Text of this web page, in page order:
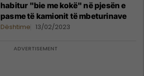
habitur "bie me kokë" në pjesën e
pasme të kamionit të mbeturinave
Dështime 13/02/2023